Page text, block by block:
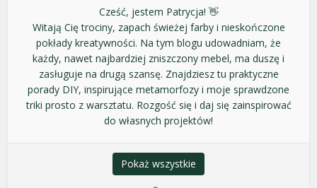
Cześć, jestem Patrycja! 👋
Witają Cię trociny, zapach świeżej farby i nieskończone
pokłady kreatywności. Na tym blogu udowadniam, że
każdy, nawet najbardziej zniszczony mebel, ma duszę i
zasługuje na drugą szansę. Znajdziesz tu praktyczne
porady DIY, inspirujące metamorfozy i moje sprawdzone
triki prosto z warsztatu. Rozgość się i daj się zainspirować
do własnych projektów!
Pokaż wszystkie